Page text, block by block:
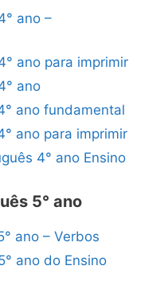
ano –
ano para imprimir
ano
ano fundamental
ano para imprimir
4° ano Ensino
5° ano
ano – Verbos
ano do Ensino